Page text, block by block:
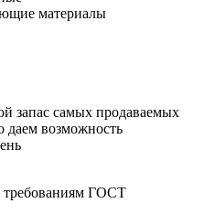
материалы
запас самых продаваемых
даем возможность
требованиям ГОСТ